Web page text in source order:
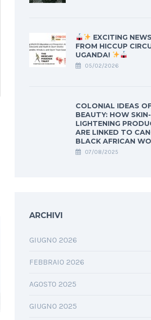
EXCITING NEWS
FROM HICCUP
UGANDA!
05/02/2026
COLONIAL IDEAS
BEAUTY: HOW SKIN-
LIGHTENING
ARE LINKED TO
BLACK AFRICAN
07/08/2025
ARCHIVI
GIUGNO 2026
FEBBRAIO 2026
AGOSTO 2025
GIUGNO 2025